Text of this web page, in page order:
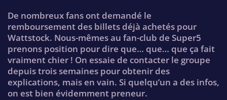
De nombreux fans ont demandé le
remboursement des billets déjà achetés pour
Wattstock. Nous-mêmes au fan-club de Super5
prenons position pour dire que… que… que ça fait
vraiment chier ! On essaie de contacter le groupe
depuis trois semaines pour obtenir des
explications, mais en vain. Si quelqu’un a des infos,
on est bien évidemment preneur.